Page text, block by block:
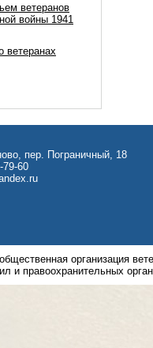
ветеранов
войны 1941
ветеранах
пер. Пограничный, 18
60
организация
и правоохранительных